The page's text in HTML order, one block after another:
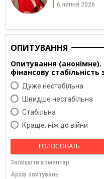
6 липня 2026
ОПИТУВАННЯ
Опитування
фінансову стабільність
Дуже нестабільна
Швидше нестабільна
Cтабільна
Краще, ніж до війни
ГОЛОСОВАТЬ
Залишити коментар
Архів опитувань